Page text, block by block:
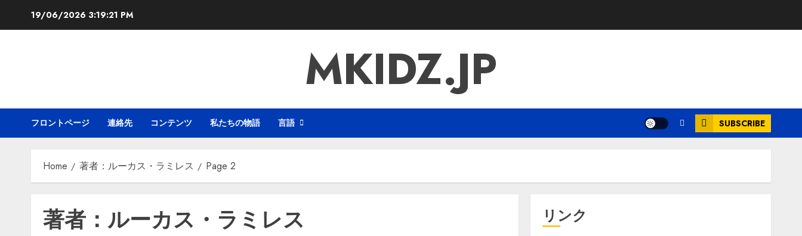
19/06/2026 3:19:22 PM
MKIDZ.JP
フロントページ 連絡先 コンテンツ 私たちの物語 言語 SUBSCRIBE
Home 著者：ルーカス・ラミレス Page 2
著者：ルーカス・ラミレス リンク